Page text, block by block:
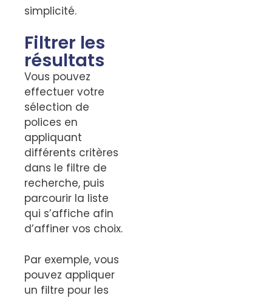
simplicité.
Filtrer les
résultats
Vous pouvez
effectuer votre
sélection de
polices en
appliquant
différents critères
dans le filtre de
recherche, puis
parcourir la liste
qui s’affiche afin
d’affiner vos choix.
Par exemple, vous
pouvez appliquer
un filtre pour les